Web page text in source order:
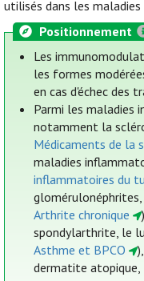
utilisés dans les
Positionnement
Les
les formes
en cas d'échec des
Parmi les maladies
notamment la
Médicaments de la
maladies
inflammatoires du
Arthrite chronique
spondylarthrite, le
Asthme et BPCO
dermatite atopique,